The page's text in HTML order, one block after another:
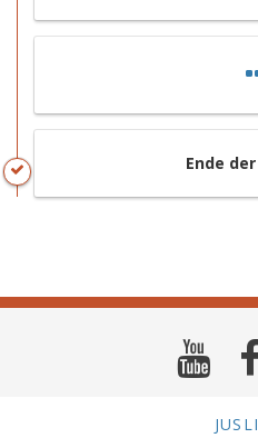
Ende